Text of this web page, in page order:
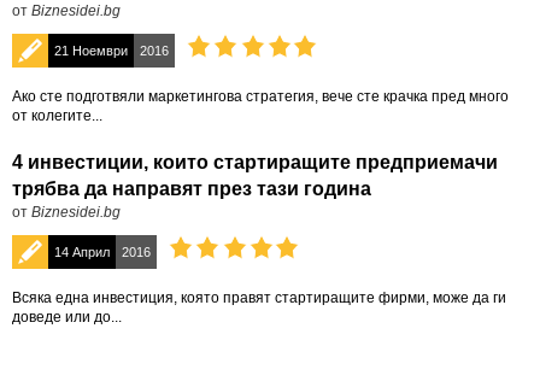
от Biznesidei.bg
21 Ноември 2016
Ако сте подготвяли маркетингова стратегия, вече сте крачка пред много
от колегите...
4 инвестиции, които стартиращите предприемачи
трябва да направят през тази година
от Biznesidei.bg
14 Април 2016
Всяка една инвестиция, която правят стартиращите фирми, може да ги
доведе или до...